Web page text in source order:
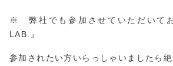
※ 弊社でも参加させていただいて
LAB.』
参加されたい方いらっしゃいましたら